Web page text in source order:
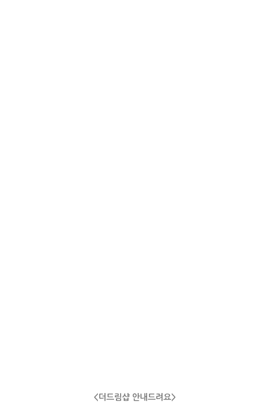
<더드림샵 안내드려요>